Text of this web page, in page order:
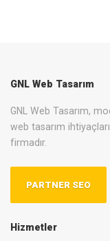
GNL Web Tasarım
GNL Web Tasarım,
web tasarım
firmadır.
PARTNER SEO
Hizmetler